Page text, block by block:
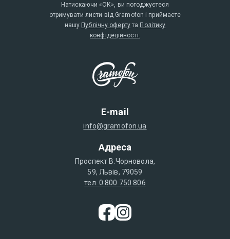
E-mail
info@gramofon.ua
Адреса
Проспект В.Чорновола,
59, Львів, 79059
тел. 0 800 750 806
Натискаючи «ОК», ви погоджуєтеся
отримувати листи від Gramofon і приймаєте
нашу Публічну офертута Політику
конфідеційності.